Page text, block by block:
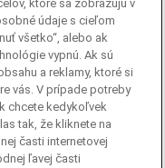
ktoré sa zobrazujú v
údaje s cieľom
všetko“, alebo ak
vypnú. Ak sú
a reklamy, ktoré si
vás. V prípade potreby
chcete kedykoľvek
tak, že kliknete na
časti internetovej
ľavej časti